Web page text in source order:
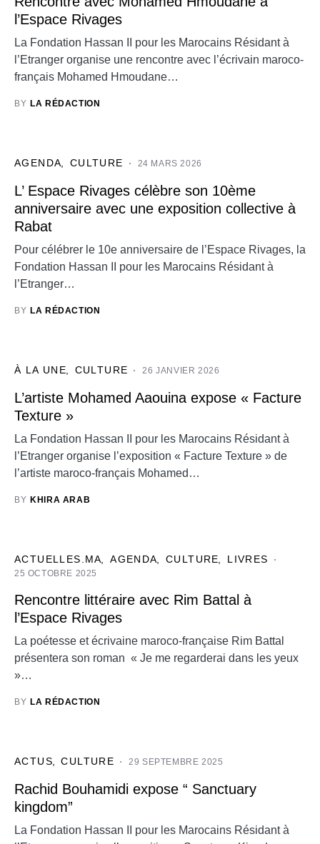
l’Espace Rivages
La Fondation Hassan II pour les Marocains Résidant à
l’Etranger organise une rencontre avec l’écrivain maroco-
français Mohamed Hmoudane…
BY LA RÉDACTION
AGENDA CULTURE 24 MARS 2026
L’ Espace Rivages célèbre son 10ème
anniversaire avec une exposition collective à
Rabat
Pour célébrer le 10e anniversaire de l’Espace Rivages, la
Fondation Hassan II pour les Marocains Résidant à
l’Etranger…
BY LA RÉDACTION
À LA UNE CULTURE 26 JANVIER 2026
L’artiste Mohamed Aaouina expose « Facture
Texture »
La Fondation Hassan II pour les Marocains Résidant à
l’Etranger organise l’exposition « Facture Texture » de
l’artiste maroco-français Mohamed…
BY KHIRA ARAB
ACTUELLES.MA AGENDA CULTURE LIVRES
25 OCTOBRE 2025
Rencontre littéraire avec Rim Battal à
l’Espace Rivages
La poétesse et écrivaine maroco-française Rim Battal
présentera son roman « Je me regarderai dans les yeux
»…
BY LA RÉDACTION
ACTUS CULTURE 29 SEPTEMBRE 2025
Rachid Bouhamidi expose “ Sanctuary
kingdom”
La Fondation Hassan II pour les Marocains Résidant à